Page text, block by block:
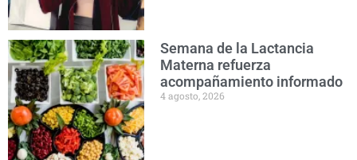
Semana de la Lactancia
Materna refuerza
acompañamiento informado
4 agosto, 2026